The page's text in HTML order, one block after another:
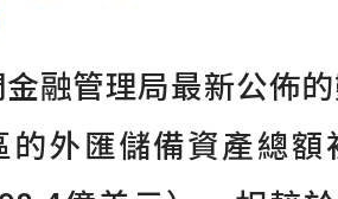
融管理局最新公佈
的外匯儲備資產總